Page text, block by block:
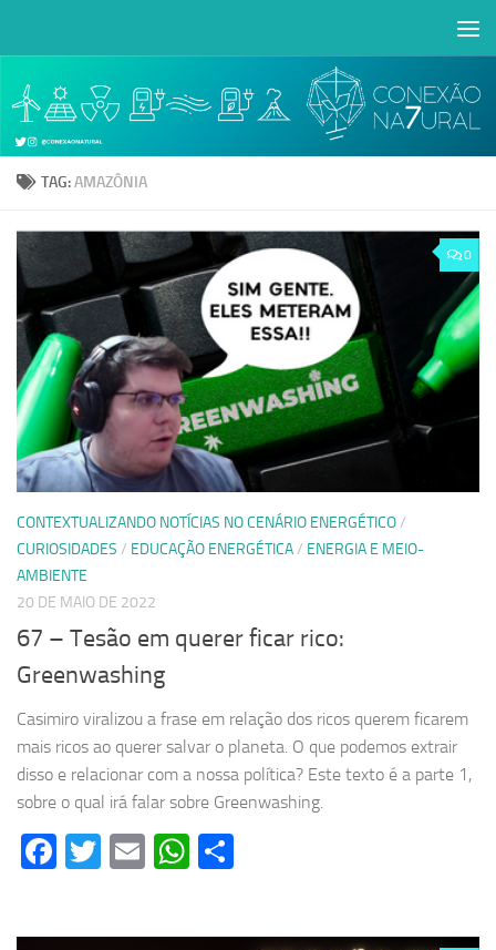
Abrir a barra de ferramentas
TAG:AMAZÔNIA
0
CONTEXTUALIZANDO NOTÍCIAS NO CENÁRIO ENERGÉTICO/
CURIOSIDADES / EDUCAÇÃO ENERGÉTICA/ ENERGIA E MEIO-
AMBIENTE
20 DE MAIO DE 2022
67 – Tesão em querer ficar rico:
Greenwashing
Casimiro viralizou a frase em relação dos ricos querem ficarem
mais ricos ao querer salvar o planeta. O que podemos extrair
disso e relacionar com a nossa política? Este texto é a parte 1,
sobre o qual irá falar sobre Greenwashing.
Facebook
Twitter
EmailWhatsApp